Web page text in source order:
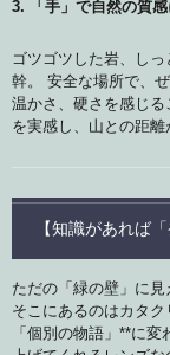
3. 「手」で自然の質
ゴツゴツした岩、し
幹。 安全な場所で、
温かさ、硬さを感じ
を実感し、山との距離
【知識があれば
ただの「緑の壁」に
そこにあるのはカタ
「個別の物語」**に